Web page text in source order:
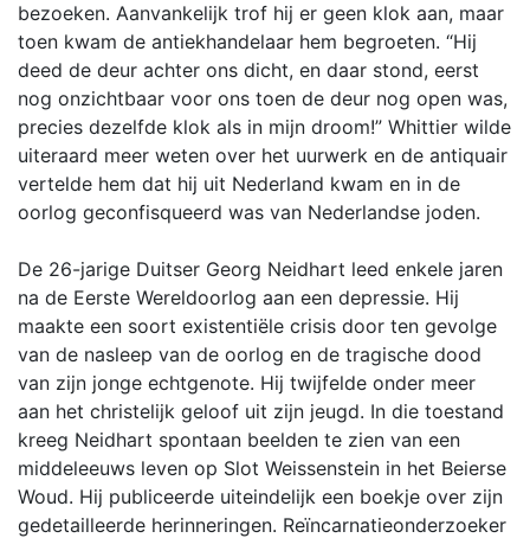
bezoeken. Aanvankelijk trof hij er geen klok aan, maar
toen kwam de antiekhandelaar hem begroeten. “Hij
deed de deur achter ons dicht, en daar stond, eerst
nog onzichtbaar voor ons toen de deur nog open was,
precies dezelfde klok als in mijn droom!” Whittier wilde
uiteraard meer weten over het uurwerk en de antiquair
vertelde hem dat hij uit Nederland kwam en in de
oorlog geconfisqueerd was van Nederlandse joden.
De 26-jarige Duitser Georg Neidhart leed enkele jaren
na de Eerste Wereldoorlog aan een depressie. Hij
maakte een soort existentiële crisis door ten gevolge
van de nasleep van de oorlog en de tragische dood
van zijn jonge echtgenote. Hij twijfelde onder meer
aan het christelijk geloof uit zijn jeugd. In die toestand
kreeg Neidhart spontaan beelden te zien van een
middeleeuws leven op Slot Weissenstein in het Beierse
Woud. Hij publiceerde uiteindelijk een boekje over zijn
gedetailleerde herinneringen. Reïncarnatieonderzoeker